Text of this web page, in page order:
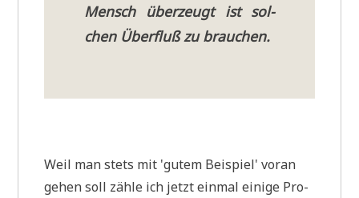
Mensch über­zeugt ist sol­
chen Über­fluß zu brauchen.
Weil man stets mit 'gutem Bei­spiel' vor­an
gehen soll zäh­le ich jetzt ein­mal eini­ge Pro­